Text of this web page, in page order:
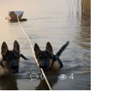
0 4